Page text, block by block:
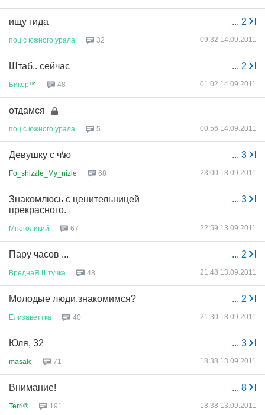
... 2
ищу гида
поц с южного урала 32 09:32 14.09.2011
... 2
Штаб.. сейчас
Бикер™ 48 01:02 14.09.2011
отдамся
поц с южного урала 5 00:56 14.09.2011
... 3
Девушку с ч\ю
Fo_shizzle_My_nizle 68 23:00 13.09.2011
... 3
Знакомлюсь с ценительницей
прекрасного.
Многоликий 67 22:59 13.09.2011
... 2
Пару часов ...
ВреднаЯ Штучка 48 21:48 13.09.2011
... 2
Молодые люди,знакомимся?
Елизаветтка 40 21:30 13.09.2011
... 3
Юля, 32
masalc 71 18:38 13.09.2011
... 8
Внимание!
Terri® 191 18:38 13.09.2011